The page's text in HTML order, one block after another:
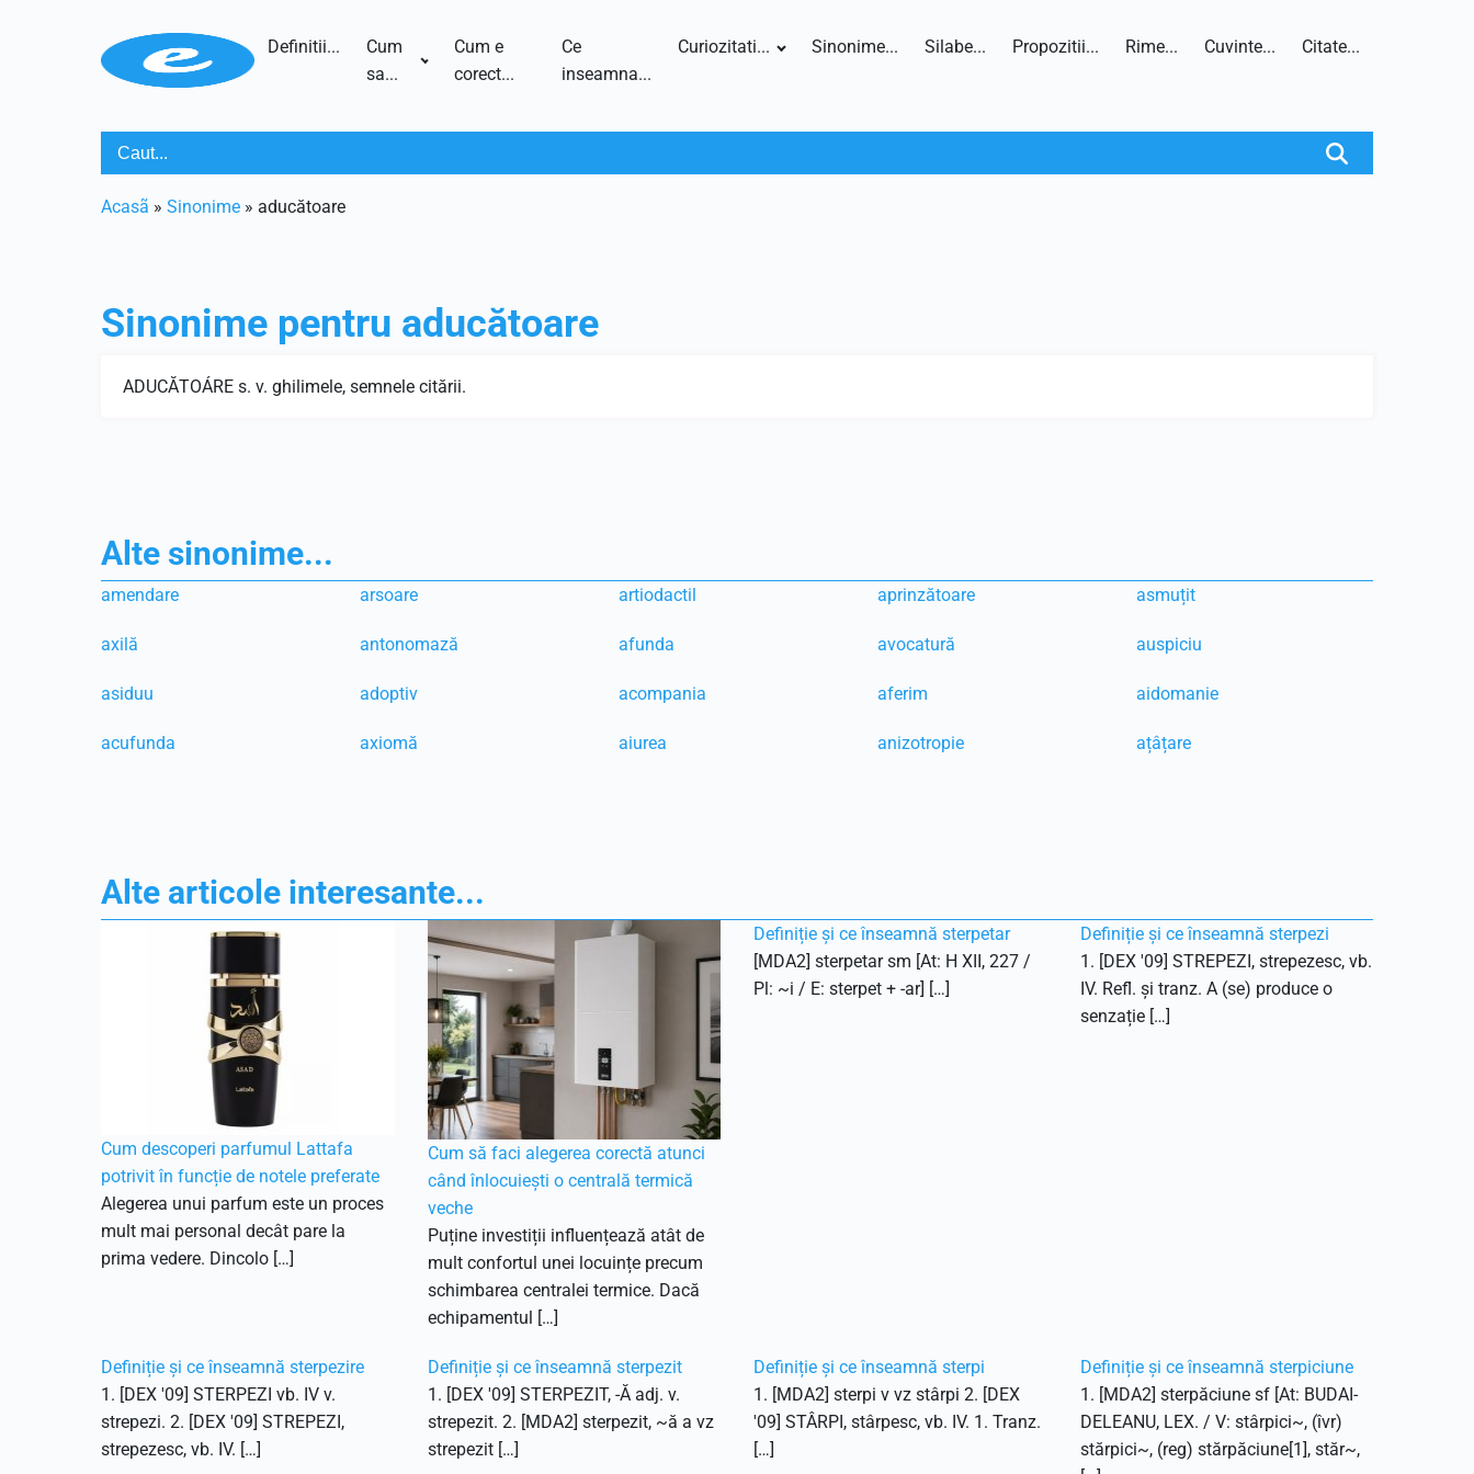
Definitii...
Cum
sa...
Cum e
corect...
Ce
inseamna...
Curiozitati... Sinonime... Silabe... Propozitii... Rime... Cuvinte... Citate...
Acasã » Sinonime » aducătoare
Sinonime pentru aducătoare
ADUCĂTOÁRE s. v. ghilimele, semnele citării.
Alte sinonime...
amendare arsoare artiodactil aprinzătoare asmuțit
axilă antonomază afunda avocatură auspiciu
asiduu adoptiv acompania aferim aidomanie
acufunda axiomă aiurea anizotropie ațâțare
Alte articole interesante...
Cum descoperi parfumul Lattafa
potrivit în funcție de notele preferate
Alegerea unui parfum este un proces
mult mai personal decât pare la
prima vedere. Dincolo […]
Cum să faci alegerea corectă atunci
când înlocuiești o centrală termică
veche
Puține investiții influențează atât de
mult confortul unei locuințe precum
schimbarea centralei termice. Dacă
echipamentul […]
Definiție și ce înseamnă sterpetar
[MDA2] sterpetar sm [At: H XII, 227 /
Pl: ~i / E: sterpet + -ar] […]
Definiție și ce înseamnă sterpezi
1. [DEX '09] STREPEZI, strepezesc, vb.
IV. Refl. și tranz. A (se) produce o
senzație […]
Definiție și ce înseamnă sterpezire
1. [DEX '09] STERPEZI vb. IV v.
strepezi. 2. [DEX '09] STREPEZI,
strepezesc, vb. IV. […]
Definiție și ce înseamnă sterpezit
1. [DEX '09] STERPEZIT, -Ă adj. v.
strepezit. 2. [MDA2] sterpezit, ~ă a vz
strepezit […]
Definiție și ce înseamnă sterpi
1. [MDA2] sterpi v vz stârpi 2. [DEX
'09] STÂRPI, stârpesc, vb. IV. 1. Tranz.
[…]
Definiție și ce înseamnă sterpiciune
1. [MDA2] sterpăciune sf [At: BUDAI-
DELEANU, LEX. / V: stârpici~, (îvr)
stărpici~, (reg) stărpăciune[1], stăr~,